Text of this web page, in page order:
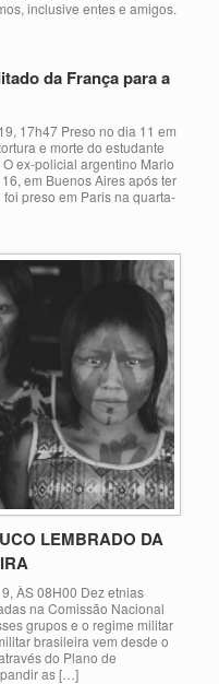
inclusive entes e amigos.
da França para a
17h47 Preso no dia 11 em
e morte do estudante
ex-policial argentino Mario
em Buenos Aires após ter
preso em Paris na quarta-
LEMBRADO DA
ÀS 08H00 Dez etnias
na Comissão Nacional
grupos e o regime militar
brasileira vem desde o
do Plano de
as […]